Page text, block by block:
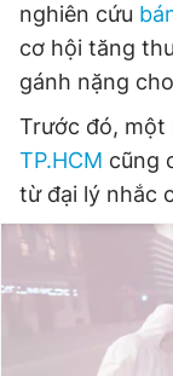
Giấy phép xuất
© 2003-2026
chép dưới mọi
bản. Phát triển bởi
nghiên cứu
cơ hội tăng
gánh nặng
Trước đó, một
TP.HCM cũng
từ đại lý nhắc